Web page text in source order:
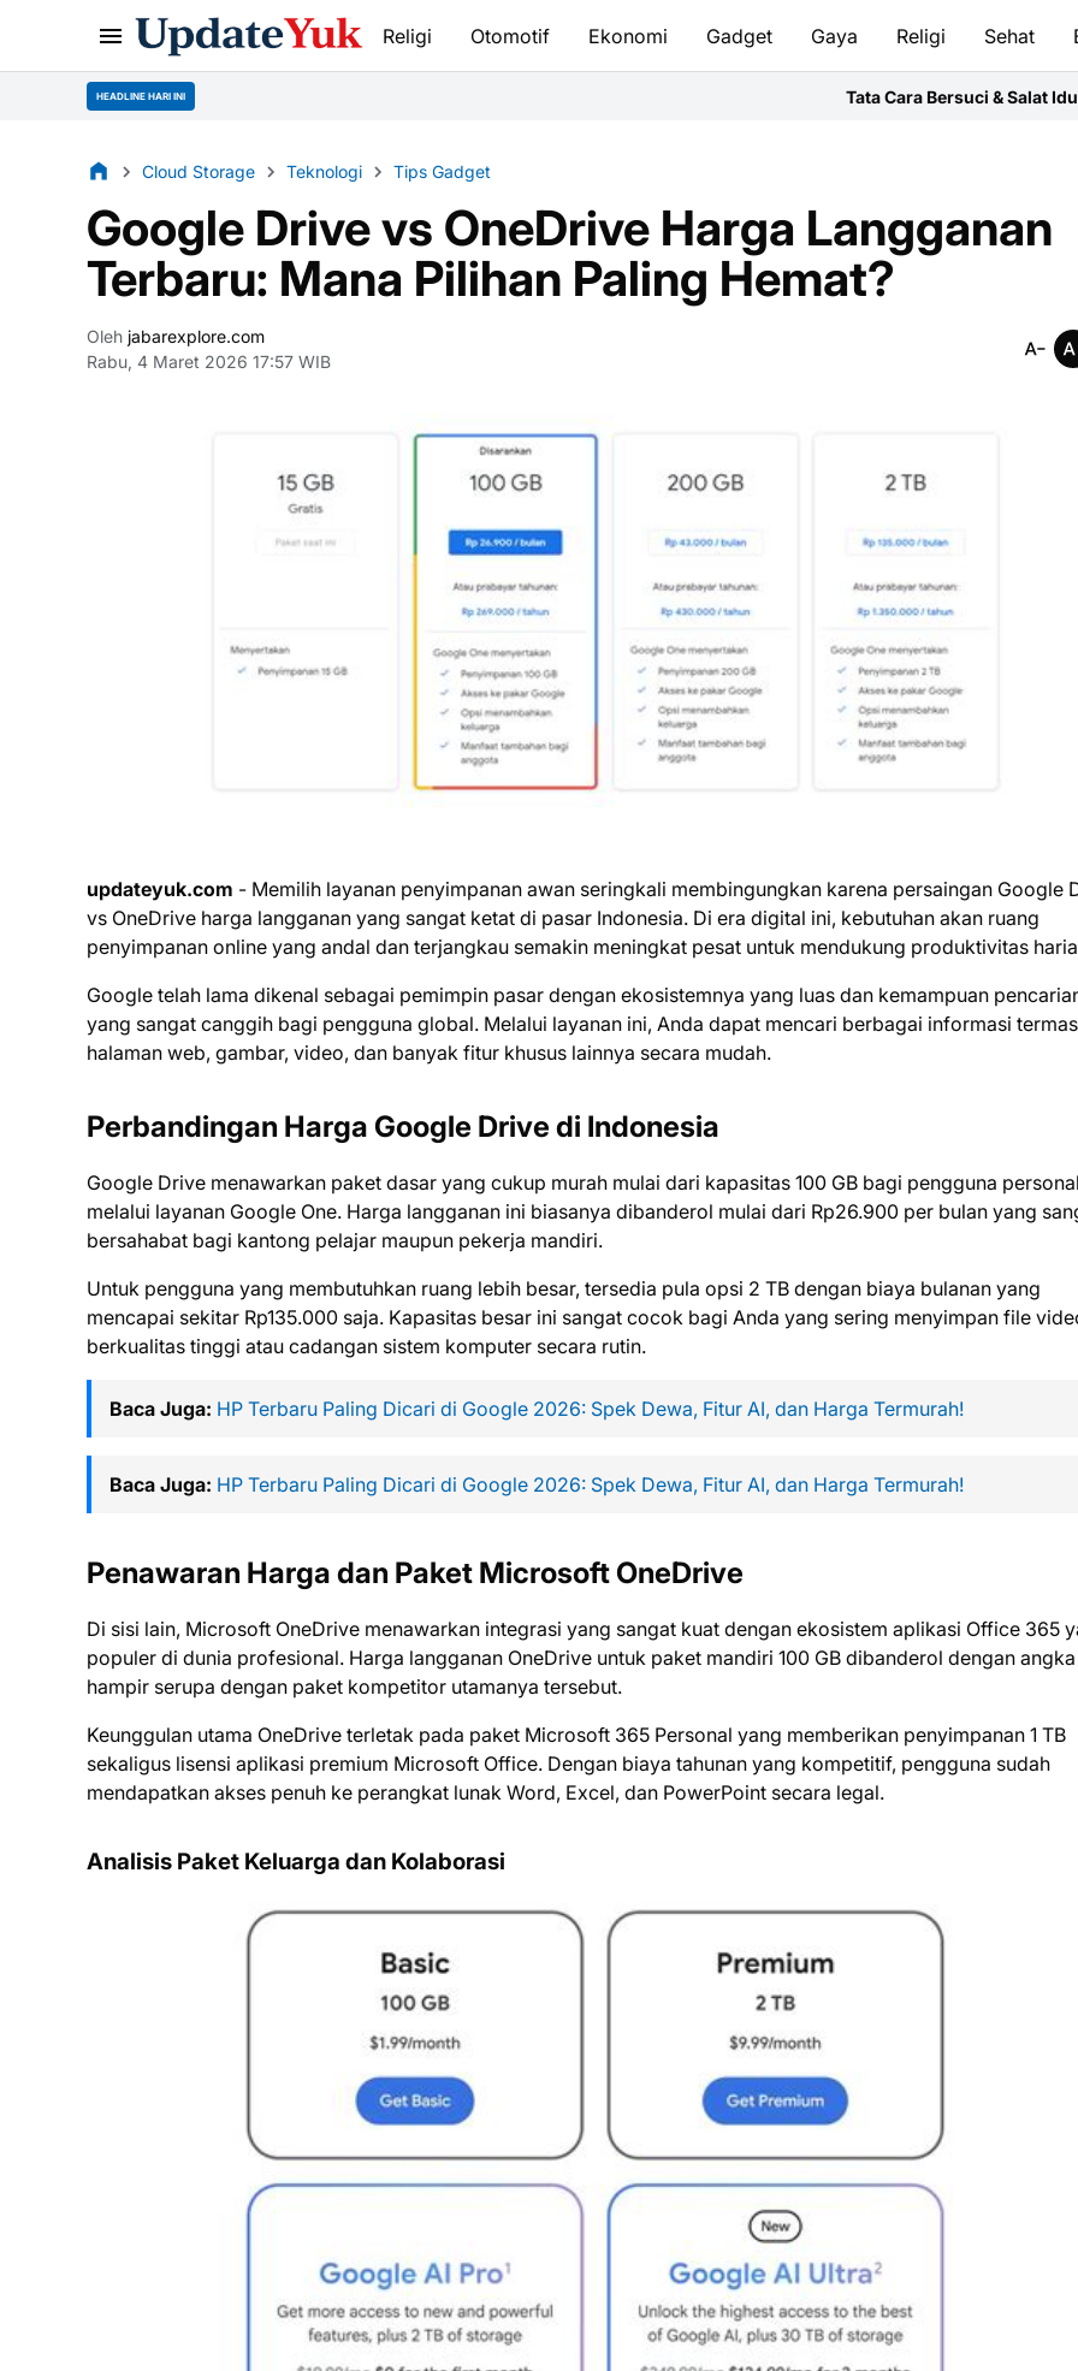
Religi Otomotif Ekonomi Gadget Gaya Religi Sehat
HEADLINE HARI INI Tata Cara Bersuci & Salat Idul Fitri:
Cloud Storage Teknologi Tips Gadget
Google Drive vs OneDrive Harga Langganan
Terbaru: Mana Pilihan Paling Hemat?
Oleh jabarexplore.com
Rabu, 4 Maret 2026 17:57 WIB
updateyuk.com - Memilih layanan penyimpanan awan seringkali membingungkan karena persaingan Google
vs OneDrive harga langganan yang sangat ketat di pasar Indonesia. Di era digital ini, kebutuhan akan ruang
penyimpanan online yang andal dan terjangkau semakin meningkat pesat untuk mendukung produktivitas
Google telah lama dikenal sebagai pemimpin pasar dengan ekosistemnya yang luas dan kemampuan
yang sangat canggih bagi pengguna global. Melalui layanan ini, Anda dapat mencari berbagai informasi
halaman web, gambar, video, dan banyak fitur khusus lainnya secara mudah.
Perbandingan Harga Google Drive di Indonesia
Google Drive menawarkan paket dasar yang cukup murah mulai dari kapasitas 100 GB bagi pengguna personal
melalui layanan Google One. Harga langganan ini biasanya dibanderol mulai dari Rp26.900 per bulan yang
bersahabat bagi kantong pelajar maupun pekerja mandiri.
Untuk pengguna yang membutuhkan ruang lebih besar, tersedia pula opsi 2 TB dengan biaya bulanan yang
mencapai sekitar Rp135.000 saja. Kapasitas besar ini sangat cocok bagi Anda yang sering menyimpan file
berkualitas tinggi atau cadangan sistem komputer secara rutin.
Baca Juga: HP Terbaru Paling Dicari di Google 2026: Spek Dewa, Fitur AI, dan Harga Termurah!
Baca Juga: HP Terbaru Paling Dicari di Google 2026: Spek Dewa, Fitur AI, dan Harga Termurah!
Penawaran Harga dan Paket Microsoft OneDrive
Di sisi lain, Microsoft OneDrive menawarkan integrasi yang sangat kuat dengan ekosistem aplikasi Office 365
populer di dunia profesional. Harga langganan OneDrive untuk paket mandiri 100 GB dibanderol dengan
hampir serupa dengan paket kompetitor utamanya tersebut.
Keunggulan utama OneDrive terletak pada paket Microsoft 365 Personal yang memberikan penyimpanan 1 TB
sekaligus lisensi aplikasi premium Microsoft Office. Dengan biaya tahunan yang kompetitif, pengguna sudah
mendapatkan akses penuh ke perangkat lunak Word, Excel, dan PowerPoint secara legal.
Analisis Paket Keluarga dan Kolaborasi